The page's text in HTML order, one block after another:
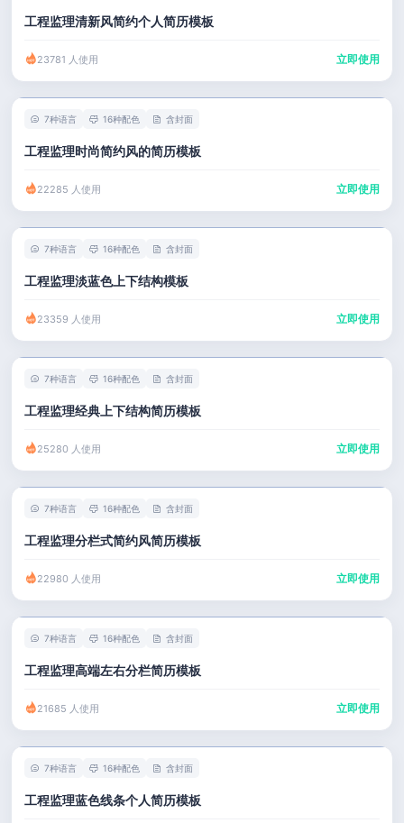
工程监理清新风简约个人简历模板
23781 人使用 立即使用
7种语言 16种配色 含封面
工程监理时尚简约风的简历模板
22285 人使用 立即使用
7种语言 16种配色 含封面
工程监理淡蓝色上下结构模板
23359 人使用 立即使用
7种语言 16种配色 含封面
工程监理经典上下结构简历模板
25280 人使用 立即使用
7种语言 16种配色 含封面
工程监理分栏式简约风简历模板
22980 人使用 立即使用
7种语言 16种配色 含封面
工程监理高端左右分栏简历模板
21685 人使用 立即使用
7种语言 16种配色 含封面
工程监理蓝色线条个人简历模板